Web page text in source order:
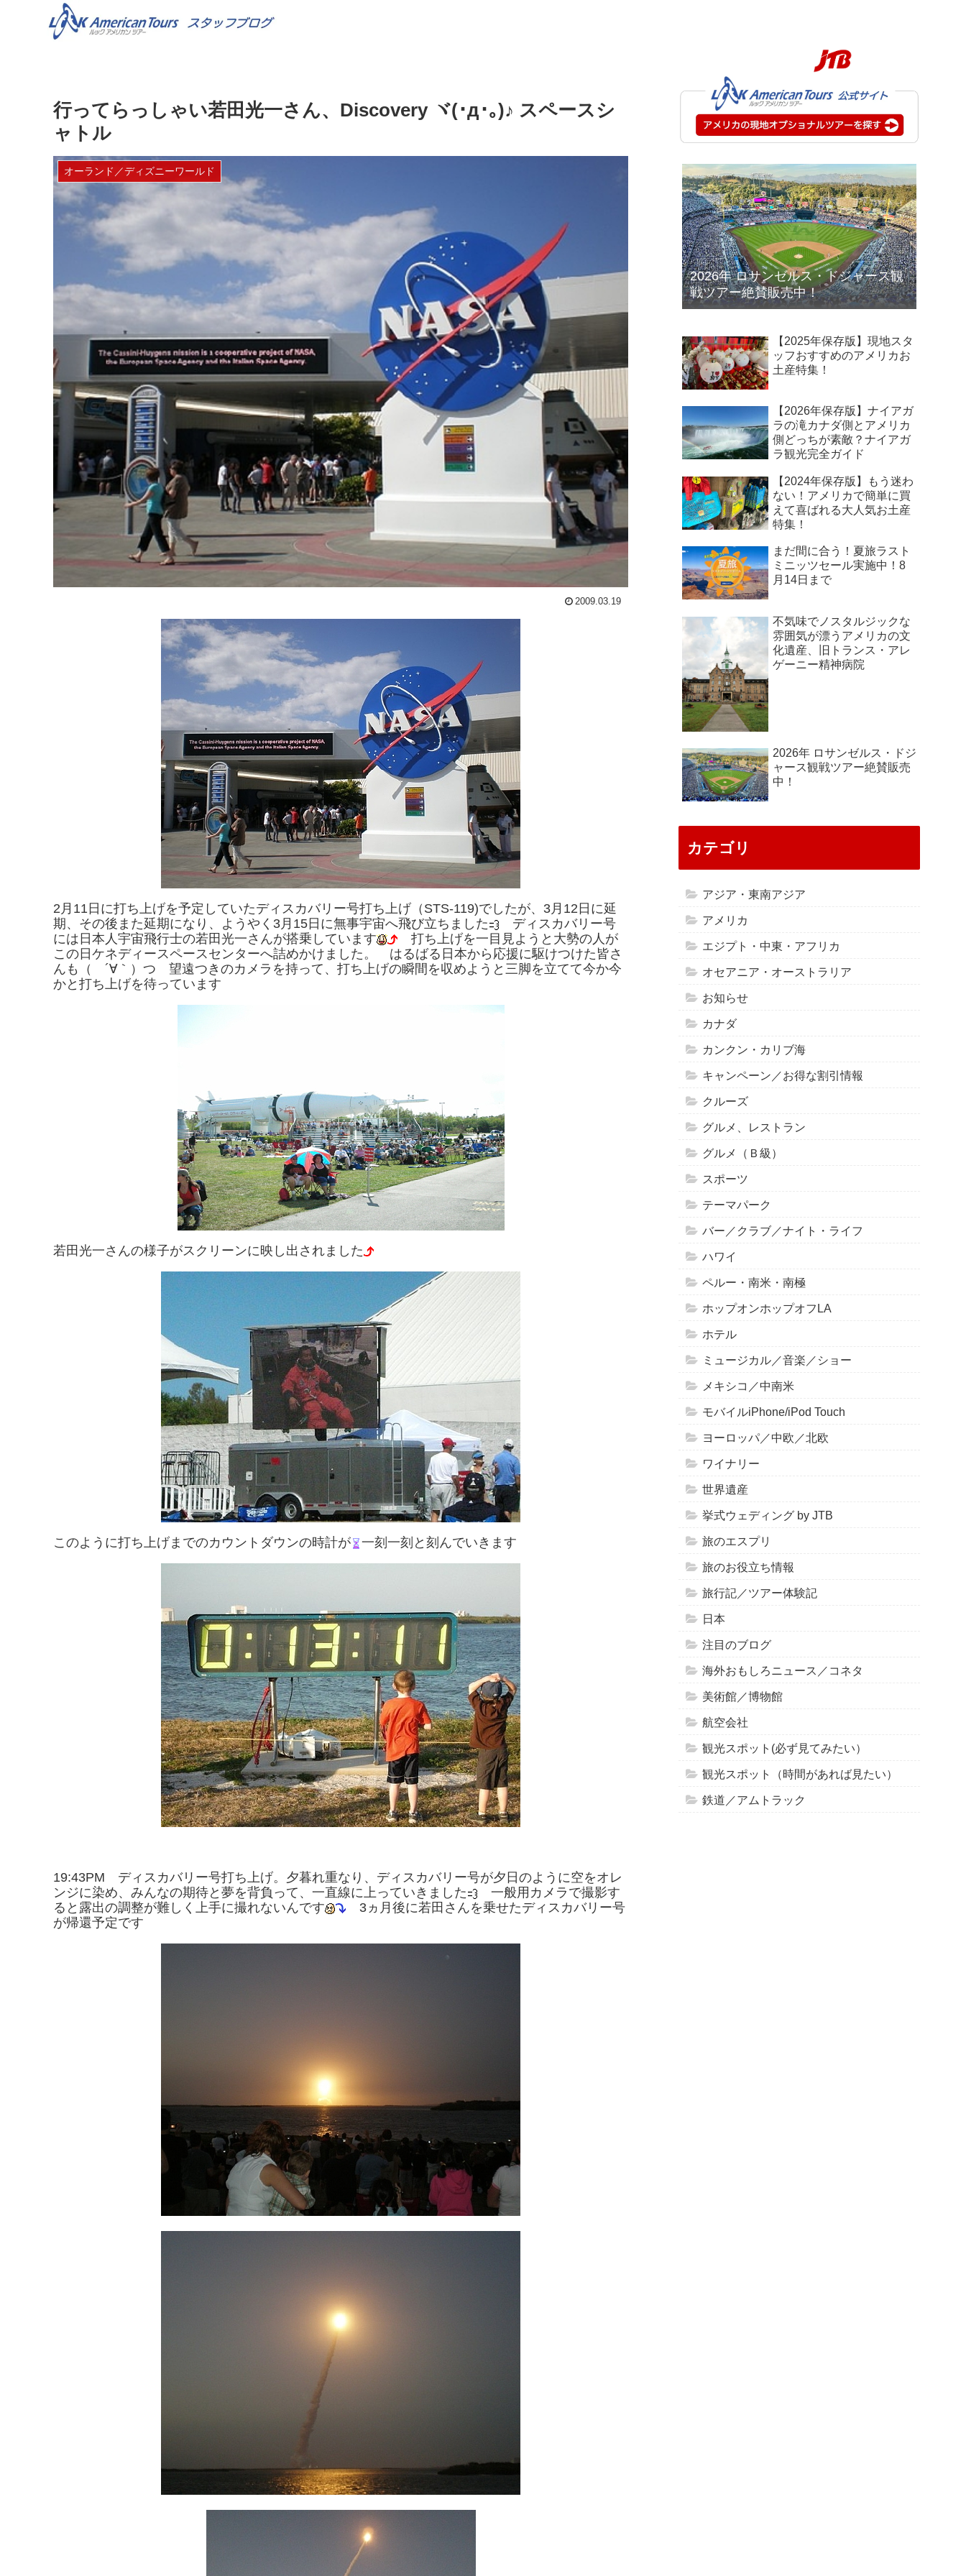
行ってらっしゃい若田光一さん、Discovery ヾ(･д･｡)♪ スペースシ
ャトル
オーランド／ディズニーワールド
2009.03.19
2月11日に打ち上げを予定していたディスカバリー号打ち上げ（STS-119)でしたが、3月12日に延
期、その後また延期になり、ようやく3月15日に無事宇宙へ飛び立ちました
ディスカバリー号
には日本人宇宙飛行士の若田光一さんが搭乗しています
打ち上げを一目見ようと大勢の人が
この日ケネディースペースセンターへ詰めかけました。 はるばる日本から応援に駆けつけた皆さ
んも（ ´∀｀）つ 望遠つきのカメラを持って、打ち上げの瞬間を収めようと三脚を立てて今か今
かと打ち上げを待っています
若田光一さんの様子がスクリーンに映し出されました
このように打ち上げまでのカウントダウンの時計が 一刻一刻と刻んでいきます
19:43PM ディスカバリー号打ち上げ。夕暮れ重なり、ディスカバリー号が夕日のように空をオレ
ンジに染め、みんなの期待と夢を背負って、一直線に上っていきました
一般用カメラで撮影す
ると露出の調整が難しく上手に撮れないんです
3ヵ月後に若田さんを乗せたディスカバリー号
が帰還予定です
2026年 ロサンゼルス・ドジャース観
戦ツアー絶賛販売中！
【2025年保存版】現地スタ
ッフおすすめのアメリカお
土産特集！
【2026年保存版】ナイアガ
ラの滝カナダ側とアメリカ
側どっちが素敵？ナイアガ
ラ観光完全ガイド
【2024年保存版】もう迷わ
ない！アメリカで簡単に買
えて喜ばれる大人気お土産
特集！
まだ間に合う！夏旅ラスト
ミニッツセール実施中！8
月14日まで
不気味でノスタルジックな
雰囲気が漂うアメリカの文
化遺産、旧トランス・アレ
ゲーニー精神病院
2026年 ロサンゼルス・ドジ
ャース観戦ツアー絶賛販売
中！
カテゴリ
アジア・東南アジア
アメリカ
エジプト・中東・アフリカ
オセアニア・オーストラリア
お知らせ
カナダ
カンクン・カリブ海
キャンペーン／お得な割引情報
クルーズ
グルメ、レストラン
グルメ（Ｂ級）
スポーツ
テーマパーク
バー／クラブ／ナイト・ライフ
ハワイ
ペルー・南米・南極
ホップオンホップオフLA
ホテル
ミュージカル／音楽／ショー
メキシコ／中南米
モバイルiPhone/iPod Touch
ヨーロッパ／中欧／北欧
ワイナリー
世界遺産
挙式ウェディング by JTB
旅のエスプリ
旅のお役立ち情報
旅行記／ツアー体験記
日本
注目のブログ
海外おもしろニュース／コネタ
美術館／博物館
航空会社
観光スポット(必ず見てみたい）
観光スポット（時間があれば見たい）
鉄道／アムトラック